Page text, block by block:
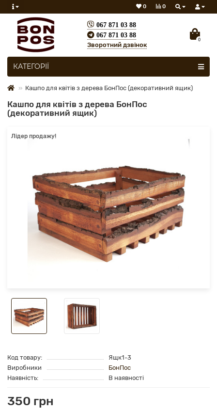
0
0
067 871 03 88
067 871 03 88
Зворотний дзвінок
0
Скрізь
КАТЕГОРІЇ
Кашпо для квітів з дерева БонПос (декоративний ящик)
Кашпо для квітів з дерева БонПос
(декоративний ящик)
Лідер продажу!
Код товару:
Ящк1-3
Виробники
БонПос
Наявність:
В наявності
350 грн